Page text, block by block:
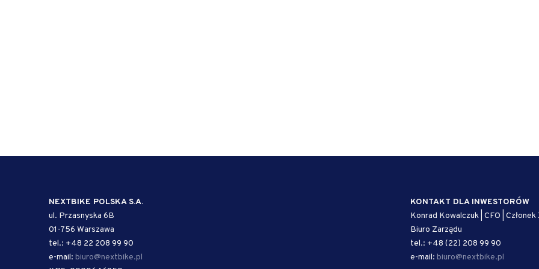
NEXTBIKE POLSKA S.A.
ul. Przasnyska 6B
01-756 Warszawa
tel.: +48 22 208 99 90
e-mail: biuro@nextbike.pl
KONTAKT DLA INWESTORÓW
Konrad Kowalczuk | CFO | Członek
Biuro Zarządu
tel.: +48 (22) 208 99 90
e-mail: biuro@nextbike.pl